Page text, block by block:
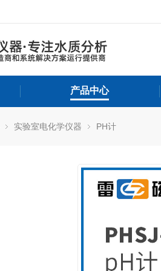
产品中心
实验室电化学仪器 PH计